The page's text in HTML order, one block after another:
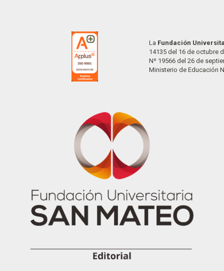
La Fundación
14135 del 16 de octubre
Nº 19566 del 26 de
Ministerio de Educación